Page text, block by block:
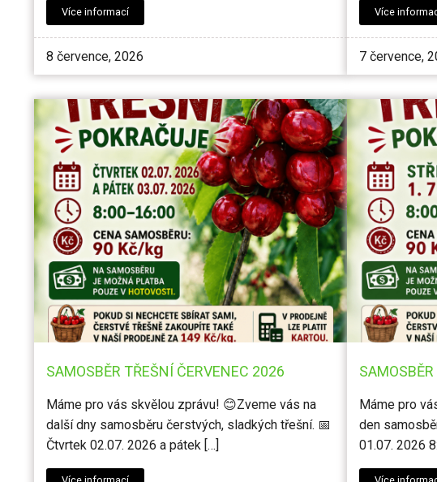
Více informací
8 července, 2026
Více
7 července,
SAMOSBĚR TŘEŠNÍ ČERVENEC 2026
Máme pro vás skvělou zprávu! 😊Zveme vás na
další dny samosběru čerstvých, sladkých třešní. 📅
Čtvrtek 02.07. 2026 a pátek […]
Máme pro
den
01.07. 2026